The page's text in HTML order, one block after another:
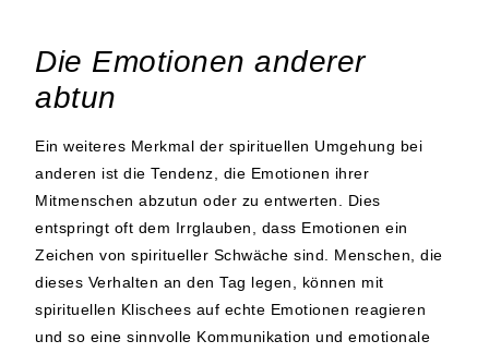
Die Emotionen anderer
abtun
Ein weiteres Merkmal der spirituellen Umgehung bei
anderen ist die Tendenz, die Emotionen ihrer
Mitmenschen abzutun oder zu entwerten. Dies
entspringt oft dem Irrglauben, dass Emotionen ein
Zeichen von spiritueller Schwäche sind. Menschen, die
dieses Verhalten an den Tag legen, können mit
spirituellen Klischees auf echte Emotionen reagieren
und so eine sinnvolle Kommunikation und emotionale